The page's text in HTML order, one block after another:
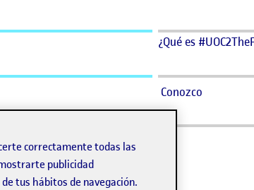
¿Qué es
Conozco
correctamente todas las
publicidad
tus hábitos de navegación.